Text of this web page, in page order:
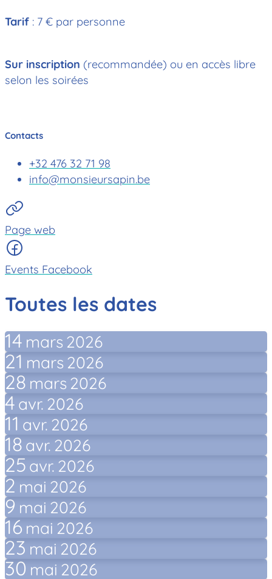
Tarif : 7 € par personne
Sur inscription (recommandée) ou en accès libre
selon les soirées
Contacts
+32 476 32 71 98
info@monsieursapin.be
Page web
Events Facebook
Toutes les dates
14 mars 2026
21 mars2026
28 mars2026
4 avr. 2026
11 avr. 2026
18 avr. 2026
25 avr. 2026
2 mai 2026
9 mai 2026
16 mai 2026
23 mai 2026
30 mai 2026